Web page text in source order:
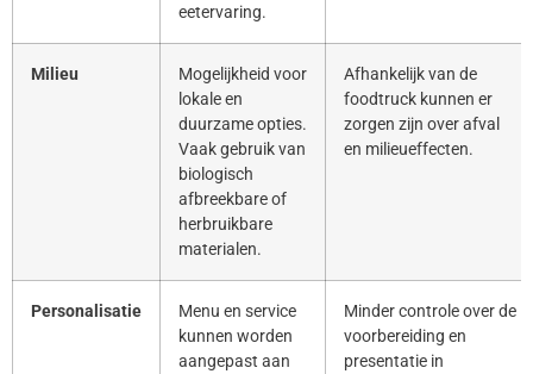
eetervaring.
Milieu
Mogelijkheid voor
lokale en
duurzame opties.
Vaak gebruik van
biologisch
afbreekbare of
herbruikbare
materialen.
Afhankelijk van de
foodtruck kunnen er
zorgen zijn over afval
en milieueffecten.
Personalisatie
Menu en service
kunnen worden
aangepast aan
Minder controle over de
voorbereiding en
presentatie in